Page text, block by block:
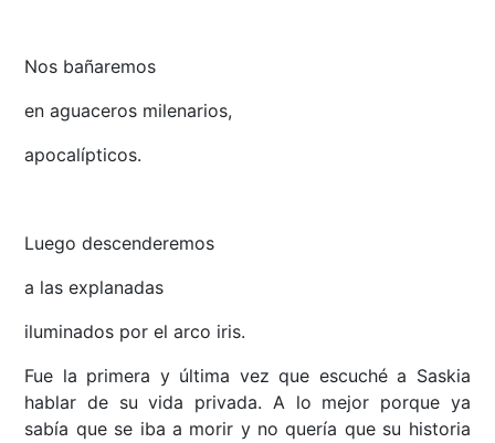
Nos bañaremos
en aguaceros milenarios,
apocalípticos.
Luego descenderemos
a las explanadas
iluminados por el arco iris.
Fue la primera y última vez que escuché a Saskia
hablar de su vida privada. A lo mejor porque ya
sabía que se iba a morir y no quería que su historia